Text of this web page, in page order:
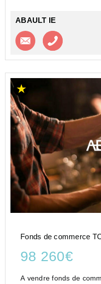
ABAULT IE
Contacter l'agence
Fonds de commerce
98 260€
A vendre fonds de